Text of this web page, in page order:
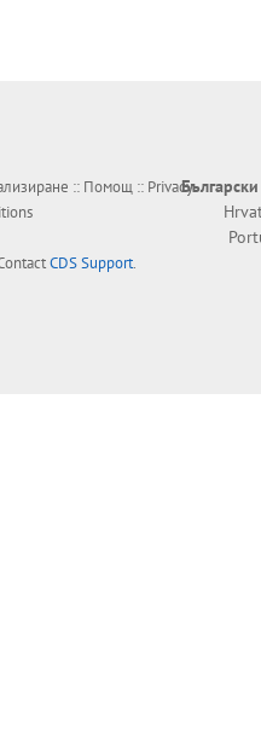
:: Помощ :: Privacy
CDS Support.
Български